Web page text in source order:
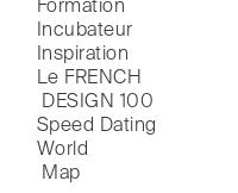
Formation
Incubateur
Inspiration
Le FRENCH
DESIGN 100
Speed Dating
World
Map